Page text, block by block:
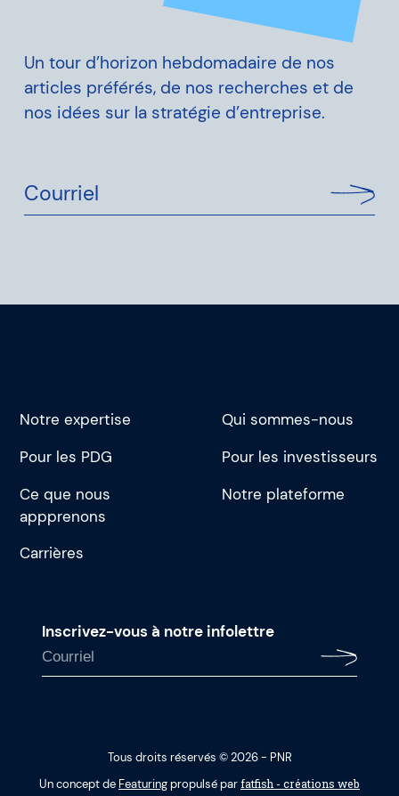
Un tour d’horizon hebdomadaire de nos
articles préférés, de nos recherches et de
nos idées sur la stratégie d’entreprise.
Courriel
Notre expertise
Qui sommes-nous
Pour les PDG
Pour les investisseurs
Ce que nous
appprenons
Notre plateforme
Carrières
Inscrivez-vous à notre infolettre
Tous droits réservés © 2026 - PNR
Un concept de Featuringpropulsé parfatfish - créations web